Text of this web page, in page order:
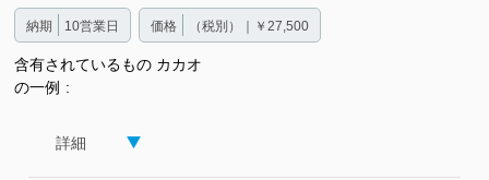
納期 10営業日 価格 （税別）｜￥27,500
含有されているもの
の一例
カカオ
詳細